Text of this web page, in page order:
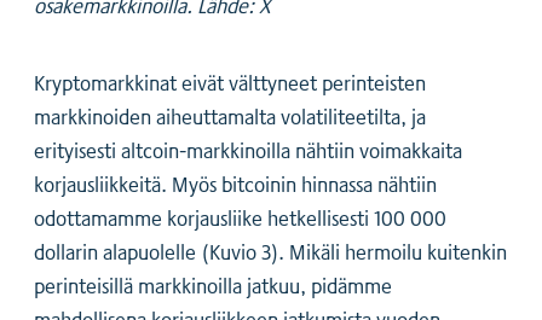
Kryptomarkkinat eivät välttyneet perinteisten
markkinoiden aiheuttamalta volatiliteetilta, ja
erityisesti altcoin-markkinoilla nähtiin voimakkaita
korjausliikkeitä. Myös bitcoinin hinnassa nähtiin
odottamamme korjausliike hetkellisesti 100 000
dollarin alapuolelle (Kuvio 3). Mikäli hermoilu kuitenkin
perinteisillä markkinoilla jatkuu, pidämme